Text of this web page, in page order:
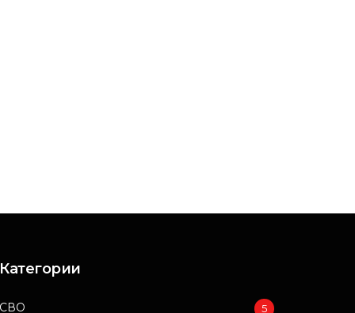
Категории
СВО 5